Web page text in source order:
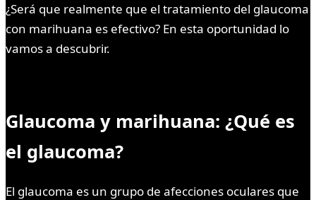
¿Será que realmente que el tratamiento del glaucoma
con marihuana es efectivo? En esta oportunidad lo
vamos a descubrir.
Glaucoma y marihuana: ¿Qué es
el glaucoma?
El glaucoma es un grupo de afecciones oculares que